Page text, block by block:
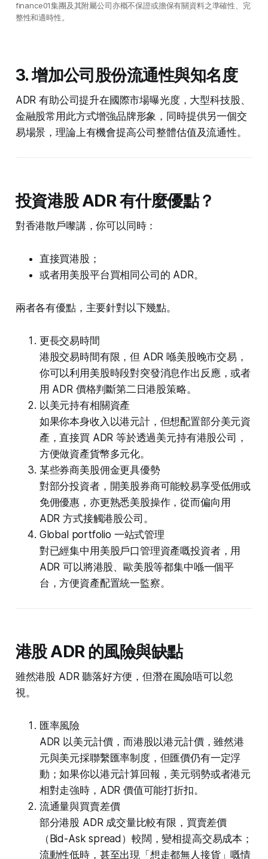
finance01集團及其附屬公司亦概不保證或擔保有關資料之準確性、完
整性和適時性。
3. 增加公司股份流通性與知名度
ADR 有助公司提升在國際市場曝光度，大型科技股、
金融股常用此方式增強品牌形象，同時提供另一個交
易場景，理論上有機會提高公司整體估值及流通性。
投資港股 ADR 有什麼優點？
對香港散戶嚟講，你可以同時：
直接買港股；
或者用美股平台買相同公司的 ADR。
兩者各有優點，主要針對以下幾點。
更長交易時間
港股交易時間有限，但 ADR 喺美股晚市交易，
你可以利用美股時段對突發消息作出反應，或者
用 ADR 價格判斷第二日港股策略。
以美元持有相關資產
如果你本身收入以港元計，但想配置部分美元資
產，直接買 ADR 等於透過美元持有港股公司，
方便做資產貨幣多元化。
某些券商美股佣金更具優勢
對部分投資者，開美股券商可能較易享受低佣或
免佣優惠，亦更熟悉美股操作，從而偏向用
ADR 方式接觸港股公司。
Global portfolio 一站式管理
對已經集中用美股戶口管理資產嘅投資者，用
ADR 可以將港股、歐美股等都集中喺一個平
台，方便資產配置統一監察。
港股 ADR 的風險與缺點
雖然港股 ADR 聽落好方便，但潛在風險唔可以忽
視。
匯率風險
ADR 以美元計價，而港股以港元計價，雖然港
元與美元採聯繫匯率制度，但匯價仍有一定浮
動；如果你以港元計算回報，美元弱勢或者港元
相對走強時，ADR 價值可能打折扣。
流通量與買賣差價
部分港股 ADR 成交量比較有限，買賣差價
（Bid-Ask spread）較闊，變相提高交易成本；
流動性低時，甚至出現「想走都無人接貨」嘅情